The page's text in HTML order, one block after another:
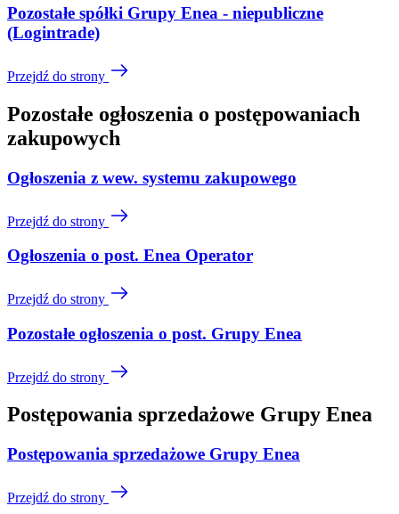
Pozostałe spółki Grupy Enea - niepubliczne
(Logintrade)
Przejdź do strony
Pozostałe ogłoszenia o postępowaniach
zakupowych
Ogłoszenia z wew. systemu zakupowego
Przejdź do strony
Ogłoszenia o post. Enea Operator
Przejdź do strony
Pozostałe ogłoszenia o post. Grupy Enea
Przejdź do strony
Postępowania sprzedażowe Grupy Enea
Postępowania sprzedażowe Grupy Enea
Przejdź do strony